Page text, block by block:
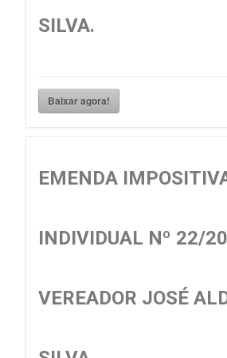
SILVA.
Baixar agora!
EMENDA
INDIVIDUAL Nº 22/
VEREADOR JOSÉ